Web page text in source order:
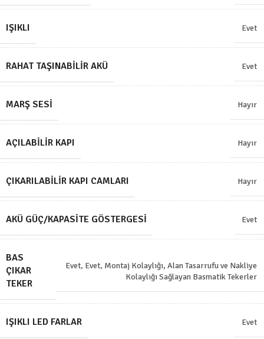
IŞIKLI Evet
RAHAT TAŞINABILIR AKÜ Evet
MARŞ SESI Hayır
AÇILABILIR KAPI Hayır
ÇIKARILABILIR KAPI CAMLARI Hayır
AKÜ GÜÇ/KAPASITE GÖSTERGESI Evet
BAS
ÇIKAR
TEKER
Evet, Evet, Montaj Kolaylığı, Alan Tasarrufu ve Nakliye
Kolaylığı Sağlayan Basmatik Tekerler
IŞIKLI LED FARLAR Evet